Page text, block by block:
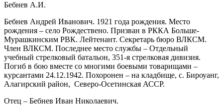
Бебнев А.И.
Бебнев Андрей Иванович. 1921 года рождения. Место
рождения – село Рождествено. Призван в РККА Больше-
Мурашкинским РВК. Лейтенант. Секретарь бюро ВЛКСМ.
Член ВЛКСМ. Последнее место службы – Отдельный
учебный стрелковый батальон, 351-я стрелковая дивизия.
Погиб в бою вместе со многими боевыми товарищами –
курсантами 24.12.1942. Похоронен – на кладбище, с. Бироуанг,
Алагирский район, Северо-Осетинская АССР.
Отец – Бебнев Иван Николаевич.